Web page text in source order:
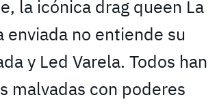
la icónica drag queen La
enviada no entiende su
y Led Varela. Todos han
malvadas con poderes